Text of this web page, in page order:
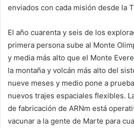
enviados con cada misión desde la
El año cuarenta y seis de los
primera persona sube al Monte
y media más alto que el Monte
la montaña y volcán más alto del
nueve meses y medio pone a
nuevos trajes espaciales flexibles.
de fabricación de ARNm está
vacunar a la gente de Marte para